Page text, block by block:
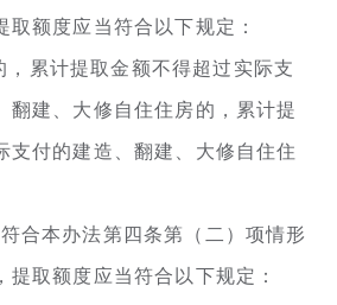
取额度应当符合以下规定：
，累计提取金额不得超过实际支
翻建、大修自住住房的，累计提
支付的建造、翻建、大修自住住
合本办法第四条第（二）项情形
提取额度应当符合以下规定：